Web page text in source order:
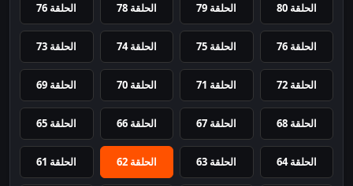
الحلقة 80 الحلقة 79 الحلقة 78 الحلقة 76
الحلقة 76 الحلقة 75 الحلقة 74 الحلقة 73
الحلقة 72 الحلقة 71 الحلقة 70 الحلقة 69
الحلقة 68 الحلقة 67 الحلقة 66 الحلقة 65
الحلقة 64 الحلقة 63 الحلقة 62 الحلقة 61